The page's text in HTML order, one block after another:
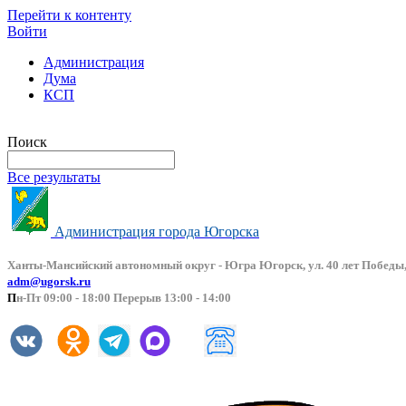
Перейти к контенту
Войти
Администрация
Дума
КСП
Поиск
Все результаты
Администрация города Югорска
Ханты-Мансийский автономный округ - Югра Югорск, ул. 40 лет
adm@ugorsk.ru
Пн-Пт 09:00 - 18:00 Перерыв 13:00 - 14:00